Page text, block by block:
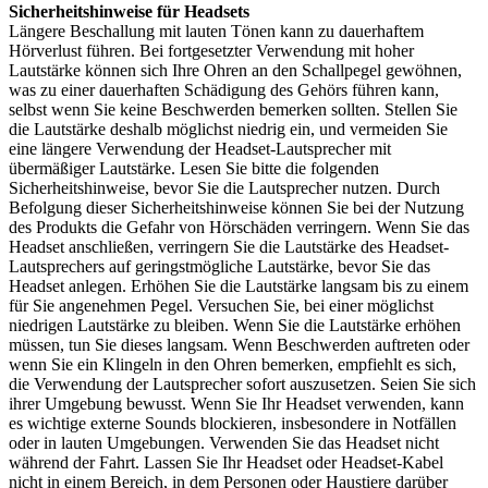
Sicherheitshinweise für Headsets
Längere Beschallung mit lauten Tönen kann zu dauerhaftem
Hörverlust führen. Bei fortgesetzter Verwendung mit hoher
Lautstärke können sich Ihre Ohren an den Schallpegel gewöhnen,
was zu einer dauerhaften Schädigung des Gehörs führen kann,
selbst wenn Sie keine Beschwerden bemerken sollten. Stellen Sie
die Lautstärke deshalb möglichst niedrig ein, und vermeiden Sie
eine längere Verwendung der Headset-Lautsprecher mit
übermäßiger Lautstärke. Lesen Sie bitte die folgenden
Sicherheitshinweise, bevor Sie die Lautsprecher nutzen. Durch
Befolgung dieser Sicherheitshinweise können Sie bei der Nutzung
des Produkts die Gefahr von Hörschäden verringern. Wenn Sie das
Headset anschließen, verringern Sie die Lautstärke des Headset-
Lautsprechers auf geringstmögliche Lautstärke, bevor Sie das
Headset anlegen. Erhöhen Sie die Lautstärke langsam bis zu einem
für Sie angenehmen Pegel. Versuchen Sie, bei einer möglichst
niedrigen Lautstärke zu bleiben. Wenn Sie die Lautstärke erhöhen
müssen, tun Sie dieses langsam. Wenn Beschwerden auftreten oder
wenn Sie ein Klingeln in den Ohren bemerken, empfiehlt es sich,
die Verwendung der Lautsprecher sofort auszusetzen. Seien Sie sich
ihrer Umgebung bewusst. Wenn Sie Ihr Headset verwenden, kann
es wichtige externe Sounds blockieren, insbesondere in Notfällen
oder in lauten Umgebungen. Verwenden Sie das Headset nicht
während der Fahrt. Lassen Sie Ihr Headset oder Headset-Kabel
nicht in einem Bereich, in dem Personen oder Haustiere darüber